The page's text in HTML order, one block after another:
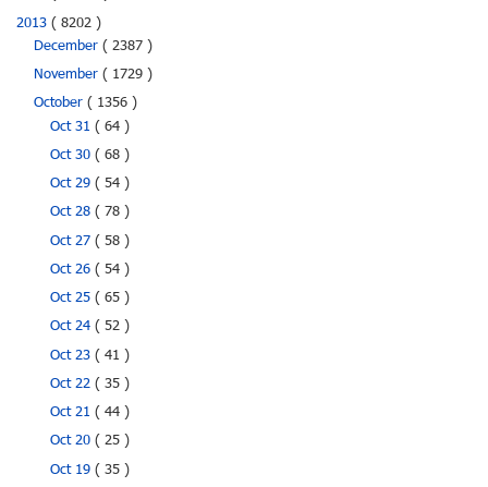
2013 ( 8202 )
December ( 2387 )
November ( 1729 )
October ( 1356 )
Oct 31( 64 )
Oct 30( 68 )
Oct 29( 54 )
Oct 28( 78 )
Oct 27( 58 )
Oct 26( 54 )
Oct 25( 65 )
Oct 24( 52 )
Oct 23( 41 )
Oct 22( 35 )
Oct 21( 44 )
Oct 20( 25 )
Oct 19( 35 )